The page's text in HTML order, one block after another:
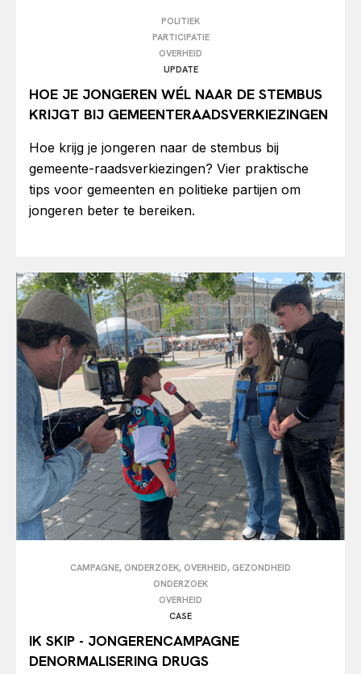
POLITIEK
PARTICIPATIE
OVERHEID
UPDATE
HOE JE JONGEREN WÉL NAAR DE STEMBUS
KRIJGT BIJ GEMEENTERAADSVERKIEZINGEN
Hoe krijg je jongeren naar de stembus bij
gemeente-raadsverkiezingen? Vier praktische
tips voor gemeenten en politieke partijen om
jongeren beter te bereiken.
CAMPAGNE, ONDERZOEK, OVERHEID, GEZONDHEID
ONDERZOEK
OVERHEID
CASE
IK SKIP - JONGERENCAMPAGNE
DENORMALISERING DRUGS